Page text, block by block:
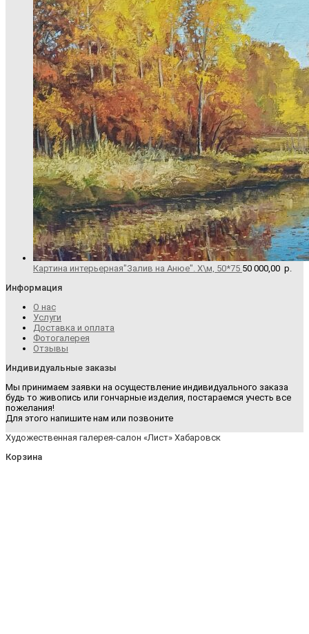
Картина интерьерная"Залив на Анюе". Х\м, 50*75 50 000,00 р.
Информация
О нас
Услуги
Доставка и оплата
Фотогалерея
Отзывы
Индивидуальные заказы
Мы принимаем заявки на осуществление индивидуального заказа
будь то живопись или гончарные изделия, постараемся учесть все
пожелания!
Для этого напишите нам или позвоните
Художественная галерея-салон «Лист» Хабаровск
Корзина